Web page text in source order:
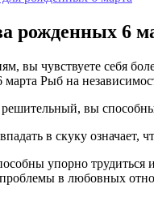
рожденных 6
вы чувствуете себя
Рыб на
вы
в скуку
упорно
в любовных